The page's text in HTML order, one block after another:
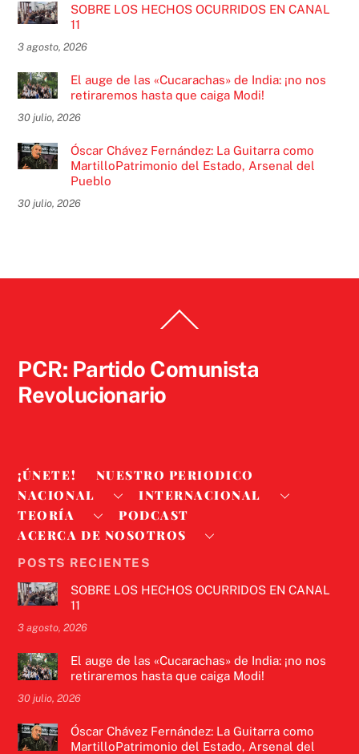
SOBRE LOS HECHOS OCURRIDOS EN CANAL
11
3 agosto, 2026
El auge de las «Cucarachas» de India: ¡no nos
retiraremos hasta que caiga Modi!
30 julio, 2026
Óscar Chávez Fernández: La Guitarra como
MartilloPatrimonio del Estado, Arsenal del
Pueblo
30 julio, 2026
To
PCR: Partido Comunista
Revolucionario
¡ÚNETE!
NUESTRO PERIODICO
NACIONAL
INTERNACIONAL
TEORÍA
PODCAST
ACERCA DE NOSOTROS
POSTS RECIENTES
SOBRE LOS HECHOS OCURRIDOS EN CANAL
11
3 agosto, 2026
El auge de las «Cucarachas» de India: ¡no nos
retiraremos hasta que caiga Modi!
30 julio, 2026
Óscar Chávez Fernández: La Guitarra como
MartilloPatrimonio del Estado, Arsenal del